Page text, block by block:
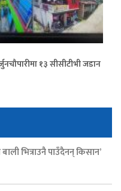
१३ सीसीटीभी जडान
भित्राउनै पाउँदैनन् किसान’